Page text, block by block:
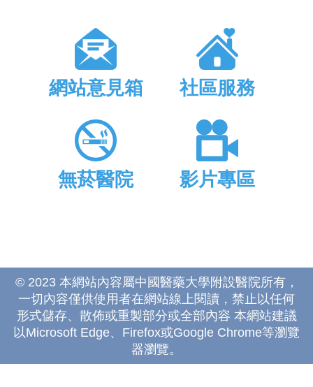
網站意見箱 社區服務
無菸醫院 影片專區
© 2023 本網站內容屬中國醫藥大學附設醫院所有，
一切內容僅供使用者在網站線上閱讀，禁止以任何
形式儲存、散佈或重製部分或全部內容 本網站建議
以Microsoft Edge、Firefox或Google Chrome等瀏覽
器瀏覽。